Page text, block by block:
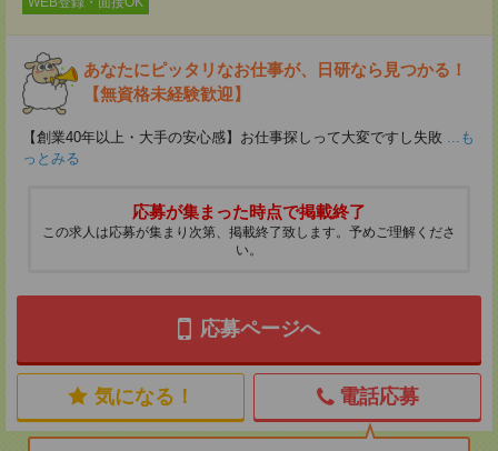
あなたにピッタリなお仕事が、日研なら見つかる！
【無資格未経験歓迎】
【創業40年以上・大手の安心感】お仕事探しって大変ですし失敗 ...も
っとみる
応募が集まった時点で掲載終了
この求人は応募が集まり次第、掲載終了致します。予めご理解くださ
い。
応募ページへ
気になる！ 電話応募